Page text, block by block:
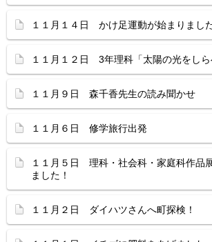
１１月１４日 かけ足運動が始まりまし
１１月１２日 3年理科「太陽の光をしら
１１月９日 森千香先生の読み聞かせ
１１月６日 修学旅行出発
１１月５日 理科・社会科・家庭科作品
ました！
１１月２日 ダイハツさんへ町探検！